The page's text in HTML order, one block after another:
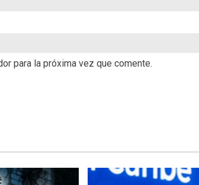
para la próxima vez que comente.